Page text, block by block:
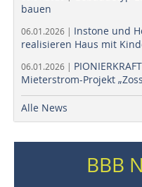
bauen
06.01.2026 | Instone und
realisieren Haus mit
06.01.2026 |
Mieterstrom-Projekt
Alle News
BBB